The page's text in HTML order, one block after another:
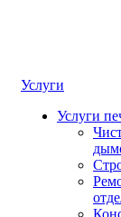
Услуги
Услуги